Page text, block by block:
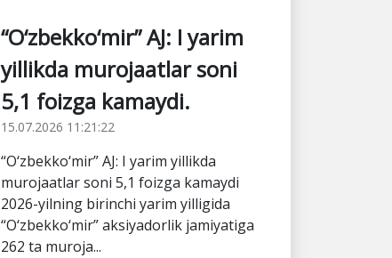
“O‘zbekko‘mir” AJ: I yarim
yillikda murojaatlar soni
5,1 foizga kamaydi.
15.07.2026 11:21:22
“O‘zbekko‘mir” AJ: I yarim yillikda
murojaatlar soni 5,1 foizga kamaydi
2026-yilning birinchi yarim yilligida
“O‘zbekko‘mir” aksiyadorlik jamiyatiga
262 ta muroja...